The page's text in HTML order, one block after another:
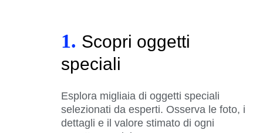
1. Scopri oggetti
speciali
Esplora migliaia di oggetti speciali
selezionati da esperti. Osserva le foto, i
dettagli e il valore stimato di ogni